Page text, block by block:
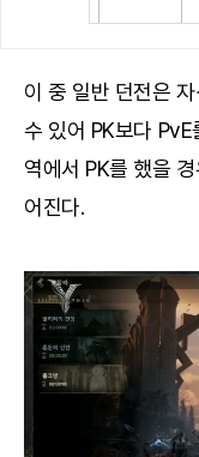
이 중 일반 던전은
수 있어 PK보다
역에서 PK를 했을
어진다.